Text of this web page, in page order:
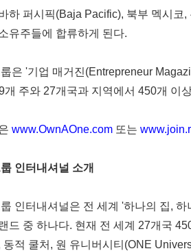
하 퍼시픽(Baja Pacific), 북부 멕시코,
유주들에 합류하게 된다.
은 '기업 매거진(Entrepreneur
개 주와 27개국과 지역에서 450개 이
www.OwnAOne.com 또는
인터내셔널 소개
인터내셔널은 전 세계 '하나의 집, 하
드 중 하나다. 현재 전 세계 27개국
동적 쿨처 , 원 유니버시티 (ONE